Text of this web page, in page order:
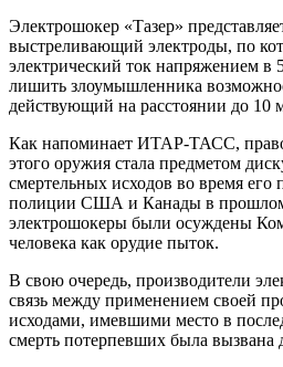
Электрошокер «Тазер»
выстреливающий электроды, по
электрический ток напряжением в
лишить злоумышленника
действующий на расстоянии до 10
Как напоминает ИТАР-ТАСС,
этого оружия стала предметом
смертельных исходов во время
полиции США и Канады в прошлом
электрошокеры были осуждены
человека как орудие пыток.
В свою очередь, производители
связь между применением своей
исходами, имевшими место в
смерть потерпевших была